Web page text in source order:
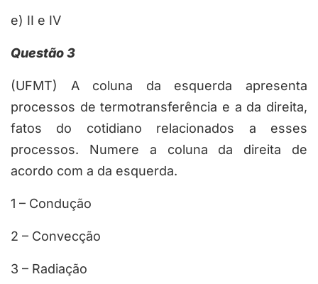
e) II e IV
Questão 3
(UFMT) A coluna da esquerda apresenta
processos de termotransferência e a da direita,
fatos do cotidiano relacionados a esses
processos. Numere a coluna da direita de
acordo com a da esquerda.
1 – Condução
2 – Convecção
3 – Radiação